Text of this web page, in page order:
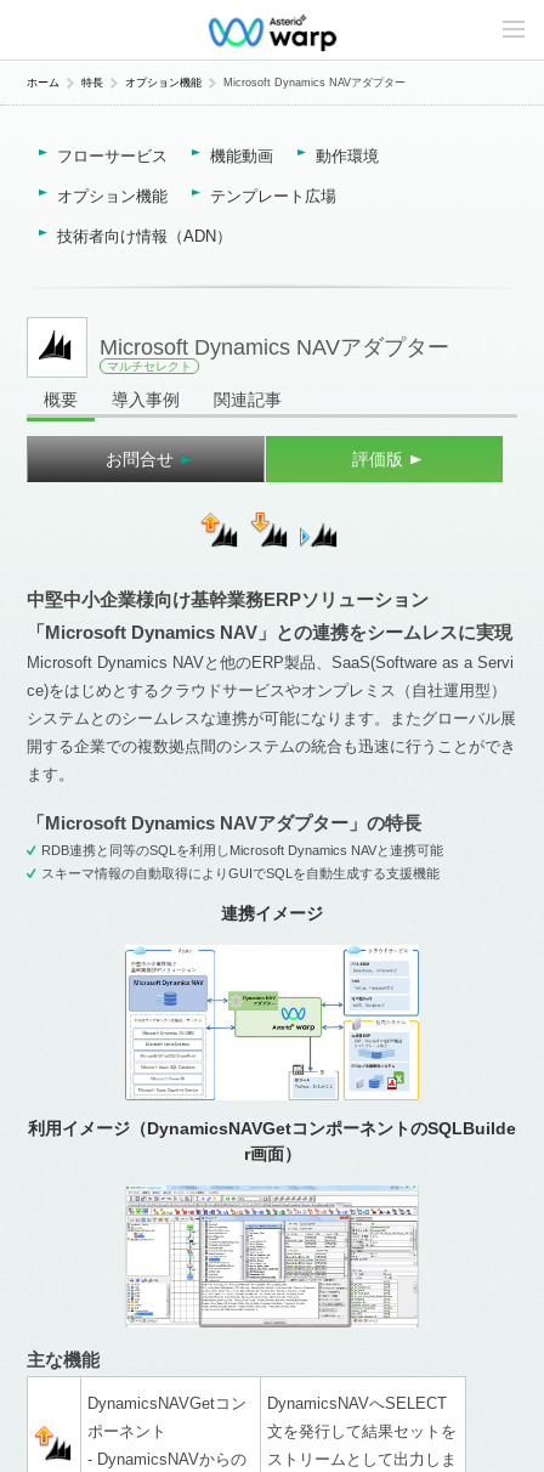
C
n
e
ホーム 特長 オプション機能 Microsoft Dynamics NAVアダプター
フローサービス 機能動画 動作環境
オプション機能 テンプレート広場
技術者向け情報（ADN）
Microsoft Dynamics NAVアダプター
マルチセレクト
概要 導入事例 関連記事
お問合せ 評価版
中堅中小企業様向け基幹業務ERPソリューション
「Microsoft Dynamics NAV」との連携をシームレスに実現
Microsoft Dynamics NAVと他のERP製品、SaaS(Software as a Servi
ce)をはじめとするクラウドサービスやオンプレミス（自社運用型）
システムとのシームレスな連携が可能になります。またグローバル展
開する企業での複数拠点間のシステムの統合も迅速に行うことができ
ます。
「Microsoft Dynamics NAVアダプター」の特長
RDB連携と同等のSQLを利用しMicrosoft Dynamics NAVと連携可能
スキーマ情報の自動取得によりGUIでSQLを自動生成する支援機能
連携イメージ
利用イメージ（DynamicsNAVGetコンポーネントのSQLBuilde
r画面）
主な機能
DynamicsNAVGetコン
ポーネント
- DynamicsNAVからの
DynamicsNAVへSELECT
文を発行して結果セットを
ストリームとして出力しま